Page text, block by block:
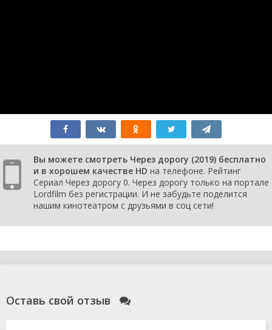
Вы можете смотреть Через дорогу (2019) бесплатно
и в хорошем качестве HD на телефоне. Рейтинг
Сериал Через дорогу 0. Через дорогу только на портале
Lordfilm без регистрации. И не забудьте поделится
нашим кинотеатром с друзьями в соц сети!
Оставь свой отзыв